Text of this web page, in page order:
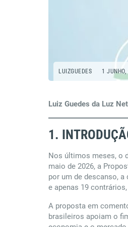
LUIZGUEDES 1
Luiz Guedes da Luz
1.
Nos últimos meses, o
maio de 2026, a
por um de descanso,
e apenas 19
A proposta em
brasileiros apoiam o